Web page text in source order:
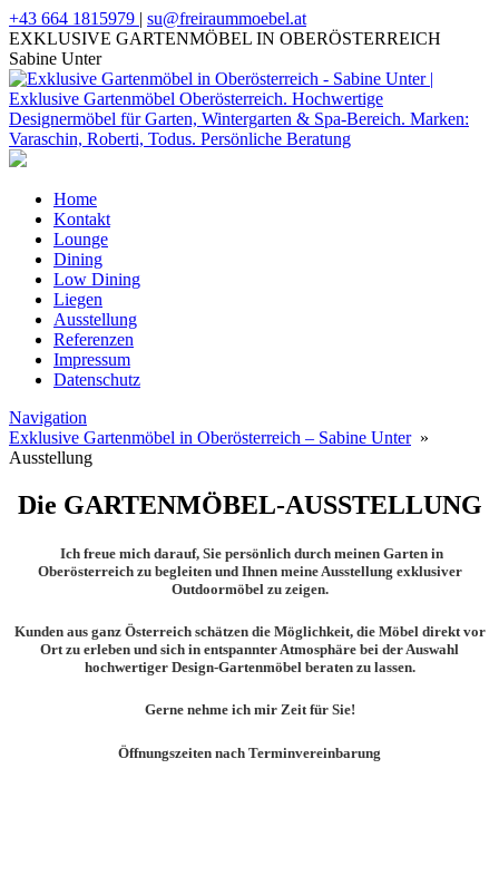
+43 664 1815979 | su@freiraummoebel.at
EXKLUSIVE GARTENMÖBEL IN OBERÖSTERREICH
Sabine Unter
Home
Kontakt
Lounge
Dining
Low Dining
Liegen
Ausstellung
Referenzen
Impressum
Datenschutz
Navigation
Exklusive Gartenmöbel in Oberösterreich – Sabine Unter»
Ausstellung
Die GARTENMÖBEL-AUSSTELLUNG
Ich freue mich darauf, Sie persönlich durch meinen Garten in
Oberösterreich zu begleiten und Ihnen meine Ausstellung exklusiver
Outdoormöbel zu zeigen.
Kunden aus ganz Österreich schätzen die Möglichkeit, die Möbel direkt vor
Ort zu erleben und sich in entspannter Atmosphäre bei der Auswahl
hochwertiger Design-Gartenmöbel beraten zu lassen.
Gerne nehme ich mir Zeit für Sie!
Öffnungszeiten nach Terminvereinbarung